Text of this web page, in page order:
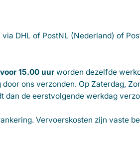
DHL of PostNL (Nederland) of
voor 15.00 uur worden dezelfde
ons verzonden. Op Zaterdag,
dan de eerstvolgende werkdag
Vervoerskosten zijn vaste